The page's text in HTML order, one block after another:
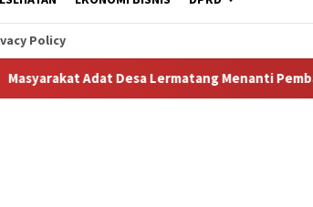
Policy
Lermatang Menanti Pembayaran Lahan: Antara